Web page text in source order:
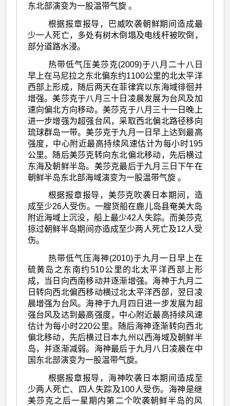
东北部演变为一股温带气旋 。
根据报章报导，巴威吹袭朝鲜期间造成最
少一人死亡，多处有树木倒塌及电线杆被吹倒，
部分道路水浸。
热带低气压美莎克(2009)于八月二十八日
早上在马尼拉之东北偏东约1100公里的北太平洋
西部上形成，随后两天在菲律宾以东海域徘徊并
增强。美莎克于八月三十日凌晨发展为台风及加
速向偏北方向移动。美莎克于八月三十一日晚上
进一步增强为超强台风，采取西北偏北路径移向
琉球群岛一带。美莎克于九月一日早上达到最高
强度，中心附近最高持续风速估计为每小时195
公里。随后美莎克转向东北偏北移动，先后横过
东海及朝鲜半岛。美莎克最后于九月三日下午在
朝鲜半岛东北部海域演变为一股温带气旋 。
根据报章报导，美莎克吹袭日本期间，造
成至少26人受伤。一艘货船在鹿儿岛县奄美大岛
附近海域上沉没，船上最少42人失踪。而美莎克
掠过朝鲜半岛期间亦造成至少两人死亡及12人受
伤。
热带低气压海神(2010)于九月一日早上在
硫黄岛之东南约510公里的北太平洋西部上形
成，当日向西南移动并逐渐增强。海神于九月二
日转向西北偏西移动横过北太平洋西部，翌日凌
晨增强为台风。海神于九月四日进一步发展为超
强台风及达到最高强度，中心附近最高持续风速
估计为每小时220公里。随后海神逐渐转向西北
偏北移动，先后横过日本九州以西海域及朝鲜半
岛，并逐渐减弱。海神最后于九月八日凌晨在中
国东北部演变为一股温带气旋。
根据报章报导，海神吹袭日本期间造成至
少两人死亡、四人失踪及100人受伤。海神是继
美莎克之后一星期内第二个吹袭朝鲜半岛的风